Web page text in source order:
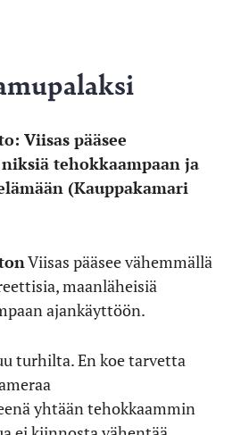
Viisas pääsee
tehokkaampaan ja
(Kauppakamari
Viisas pääsee vähemmällä
maanläheisiä
ajankäyttöön.
turhilta. En koe tarvetta
yhtään tehokkaammin